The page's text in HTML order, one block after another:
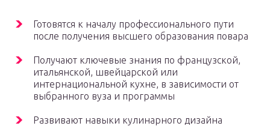
Готовятся к началу профессионального пути
после получения высшего образования повара
Получают ключевые знания по французской,
итальянской, швейцарской или
интернациональной кухне, в зависимости от
выбранного вуза и программы
Развивают навыки кулинарного дизайна